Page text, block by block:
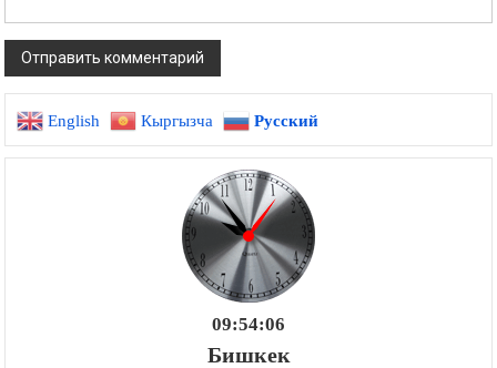
English Кыргызча Русский
09:54:07
Бишкек